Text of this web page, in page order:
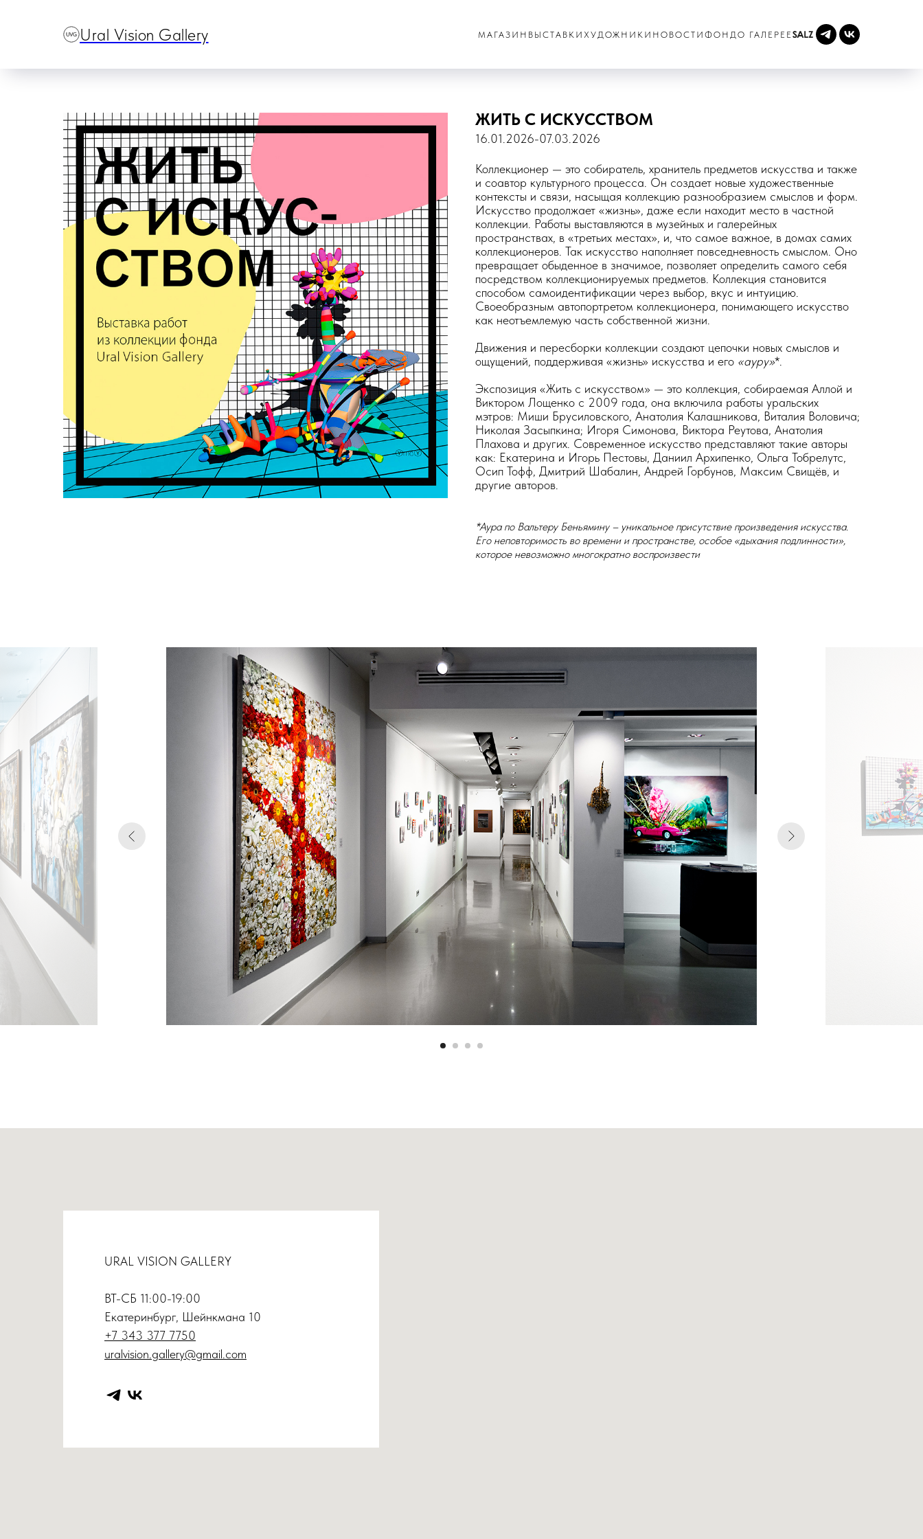
Ural Vision Gallery МАГАЗИН ВЫСТАВКИ ХУДОЖНИКИ НОВОСТИ ФОНД О ГАЛЕРЕЕ
ЖИТЬ С ИСКУССТВОМ
16.01.2026-07.03.2026
Коллекционер — это собиратель, хранитель предметов искусства и также
и соавтор культурного процесса. Он создает новые художественные
контексты и связи, насыщая коллекцию разнообразием смыслов и форм.
Искусство продолжает «жизнь», даже если находит место в частной
коллекции. Работы выставляются в музейных и галерейных
пространствах, в «третьих местах», и, что самое важное, в домах самих
коллекционеров. Так искусство наполняет повседневность смыслом. Оно
превращает обыденное в значимое, позволяет определить самого себя
посредством коллекционируемых предметов. Коллекция становится
способом самоидентификации через выбор, вкус и интуицию.
Своеобразным автопортретом коллекционера, понимающего искусство
как неотъемлемую часть собственной жизни.
Движения и пересборки коллекции создают цепочки новых смыслов и
ощущений, поддерживая «жизнь» искусства и его «ауру»*.
Экспозиция «Жить с искусством» — это коллекция, собираемая Аллой и
Виктором Лощенко с 2009 года, она включила работы уральских
мэтров: Миши Брусиловского, Анатолия Калашникова, Виталия Воловича;
Николая Засыпкина; Игоря Симонова, Виктора Реутова, Анатолия
Плахова и других. Современное искусство представляют такие авторы
как: Екатерина и Игорь Пестовы, Даниил Архипенко, Ольга Тобрелутс,
Осип Тофф, Дмитрий Шабалин, Андрей Горбунов, Максим Свищёв, и
другие авторов.
*Аура по Вальтеру Беньямину – уникальное присутствие произведения искусства.
Его неповторимость во времени и пространстве, особое «дыхания подлинности»,
которое невозможно многократно воспроизвести
URAL VISION GALLERY
ВТ-СБ 11:00-19:00
Екатеринбург, Шейнкмана 10
+7 343 377 7750
uralvision.gallery@gmail.com